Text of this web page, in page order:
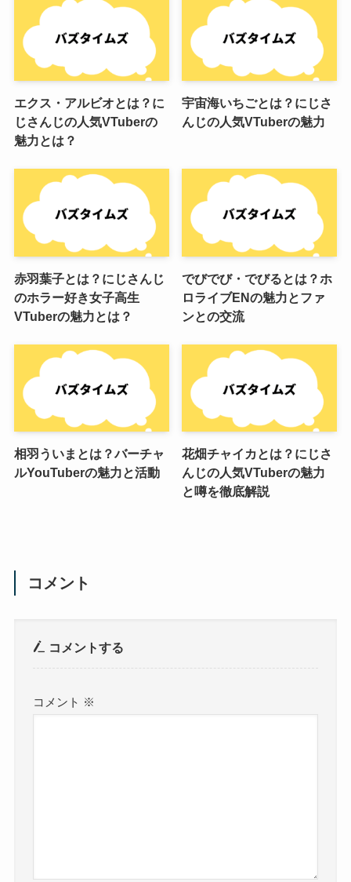
エクス・アルビオとは？に
じさんじの人気VTuberの
魅力とは？
宇宙海いちごとは？にじさ
んじの人気VTuberの魅力
赤羽葉子とは？にじさんじ
のホラー好き女子高生
VTuberの魅力とは？
でびでび・でびるとは？ホ
ロライブENの魅力とファ
ンとの交流
相羽ういまとは？バーチャ
ルYouTuberの魅力と活動
花畑チャイカとは？にじさ
んじの人気VTuberの魅力
と噂を徹底解説
コメント
コメントする
コメント ※